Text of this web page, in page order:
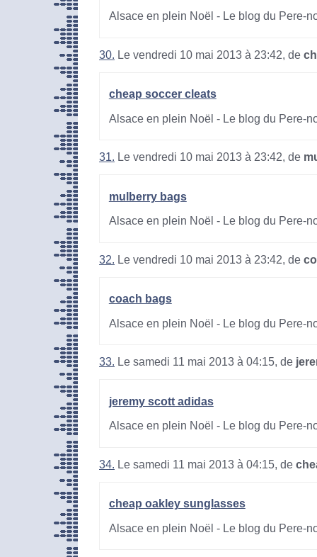
Alsace en plein Noël - Le blog du Pere-
30. Le vendredi 10 mai 2013 à 23:42, de
cheap soccer cleats
Alsace en plein Noël - Le blog du Pere-
31. Le vendredi 10 mai 2013 à 23:42, de
mulberry bags
Alsace en plein Noël - Le blog du Pere-
32. Le vendredi 10 mai 2013 à 23:42, de
coach bags
Alsace en plein Noël - Le blog du Pere-
33. Le samedi 11 mai 2013 à 04:15, de
jeremy scott adidas
Alsace en plein Noël - Le blog du Pere-
34. Le samedi 11 mai 2013 à 04:15, de
cheap oakley sunglasses
Alsace en plein Noël - Le blog du Pere-